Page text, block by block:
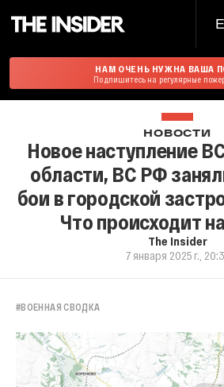
НАМ ОЧЕНЬ НУЖНА ВАША
Подпишитесь на регулярные
НОВОСТИ
Новое наступление
области, ВС РФ
бои в городской
Что происходит
The Insider
7 января 2025 г.,
#ВОЕННАЯ СВОДКА